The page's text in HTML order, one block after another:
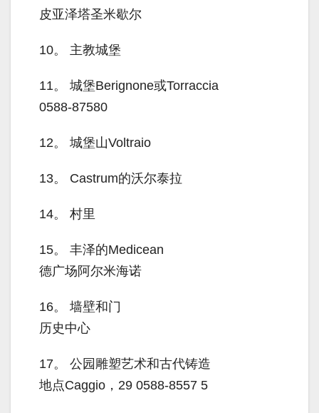
皮亚泽塔圣米歇尔
10。 主教城堡
11。
城堡Berignone或Torraccia
0588-87580
12。 城堡山Voltraio
13。 Castrum的沃尔泰拉
14。 村里
15。
丰泽的Medicean
德广场阿尔米海诺
16。
墙壁和门
历史中心
17。
公园雕塑艺术和古代铸造
地点Caggio，29 0588-8557 5